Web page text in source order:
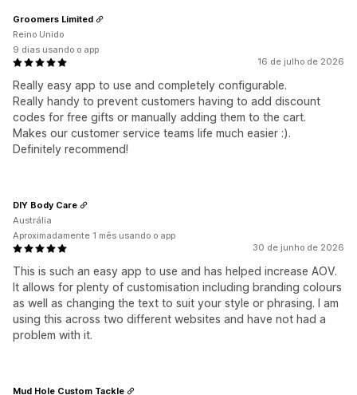
16 de julho de 2026
Really easy app to use and completely configurable.
Really handy to prevent customers having to add discount
codes for free gifts or manually adding them to the cart.
Makes our customer service teams life much easier :).
Definitely recommend!
Groomers Limited
Reino Unido
9 dias usando o app
30 de junho de 2026
This is such an easy app to use and has helped increase AOV.
It allows for plenty of customisation including branding colours
as well as changing the text to suit your style or phrasing. I am
using this across two different websites and have not had a
problem with it.
DIY Body Care
Austrália
Aproximadamente 1 mês usando o app
Mud Hole Custom Tackle